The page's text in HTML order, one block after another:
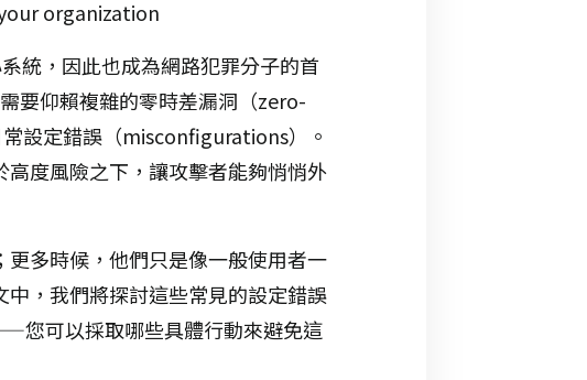
統，因此也成為網路犯罪分子的首
要仰賴複雜的零時差漏洞（zero-
設定錯誤（misconfigurations）。
度風險之下，讓攻擊者能夠悄悄外
多時候，他們只是像一般使用者一
，我們將探討這些常見的設定錯誤
您可以採取哪些具體行動來避免這